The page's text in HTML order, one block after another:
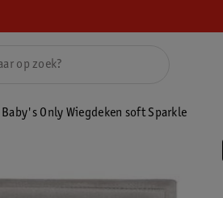
Baby's Only Wiegdeken soft Sparkle